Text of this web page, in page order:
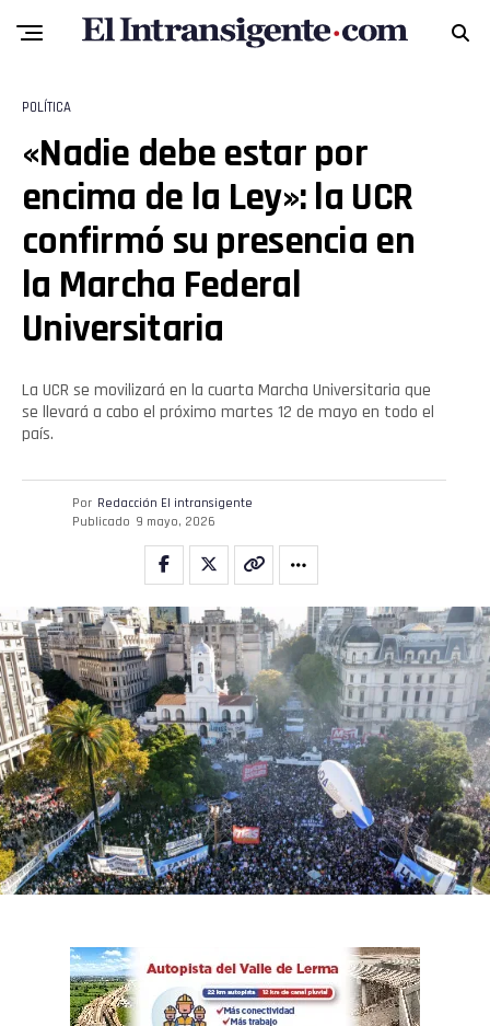
POLÍTICA
«Nadie debe estar por
encima de la Ley»: la UCR
confirmó su presencia en
la Marcha Federal
Universitaria
La UCR se movilizará en la cuarta Marcha Universitaria que
se llevará a cabo el próximo martes 12 de mayo en todo el
país.
Por Redacción El intransigente
Publicado 9 mayo, 2026